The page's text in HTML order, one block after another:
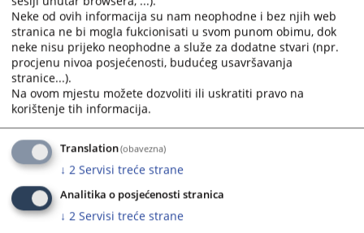
Naziv
Osnovni sud u Kozarskoj Dubici
Naziv institucije:
Osnovni sud u Kozarskoj Dubici
Adresa:
Davidov trg bb
Telefon:
052/417-325
Adresa elektronske pošte:
Web stranica:
Radno vrijeme:
8:00-16:00 sati
Predsjednik:
Dragan Kalaba
Potpredsjednik:
Đurađ Kozomara
Neke od ovih informacija su nam neophodne i bez njih web
stranica ne bi mogla fukcionisati u svom punom obimu, dok
neke nisu prijeko neophodne a služe za dodatne stvari (npr.
procjenu nivoa posjećenosti, budućeg usavršavanja
stranice...).
Na ovom mjestu možete dozvoliti ili uskratiti pravo na
korištenje tih informacija.
Translation(obavezna)
↓ 2 Servisi treće strane
Analitika o posjećenosti stranica
↓ 2 Servisi treće strane